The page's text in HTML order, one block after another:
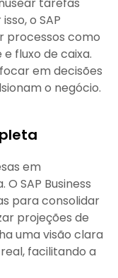
tarefas
o SAP
processos como
fluxo de caixa.
em decisões
o negócio.
em
SAP Business
para consolidar
projeções de
uma visão clara
facilitando a